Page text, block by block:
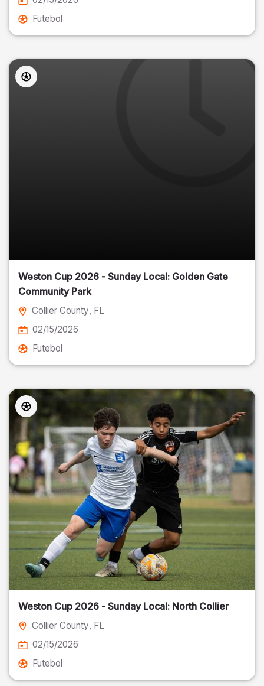
Futebol
Weston Cup 2026 - Sunday Local: Golden Gate
Community Park
Collier County, FL
02/15/2026
Futebol
Weston Cup 2026 - Sunday Local: North Collier
Collier County, FL
02/15/2026
Futebol